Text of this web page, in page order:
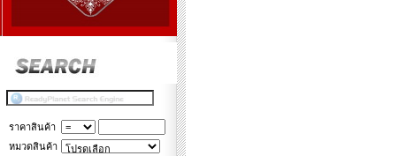
ราคาสินค้า
หมวดสินค้า